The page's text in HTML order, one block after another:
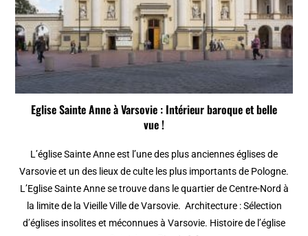
Eglise Sainte Anne à Varsovie : Intérieur baroque et belle
vue !
L’église Sainte Anne est l’une des plus anciennes églises de
Varsovie et un des lieux de culte les plus importants de Pologne.
L’Eglise Sainte Anne se trouve dans le quartier de Centre-Nord à
la limite de la Vieille Ville de Varsovie. Architecture : Sélection
d’églises insolites et méconnues à Varsovie. Histoire de l’église